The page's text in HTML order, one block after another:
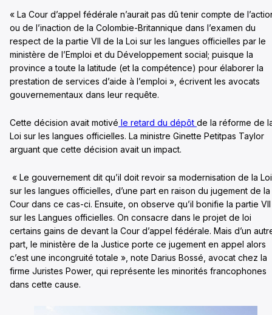
« La Cour d’appel fédérale n’aurait pas dû tenir compte de
ou de l’inaction de la Colombie-Britannique dans l’examen du
respect de la partie VII de la Loi sur les langues officielles par le
ministère de l’Emploi et du Développement social; puisque la
province a toute la latitude (et la compétence) pour élaborer la
prestation de services d’aide à l’emploi », écrivent les avocats
gouvernementaux dans leur requête.
Cette décision avait motivé le retard du dépôt de la réforme de
Loi sur les langues officielles. La ministre Ginette Petitpas Taylor
arguant que cette décision avait un impact.
« Le gouvernement dit qu’il doit revoir sa modernisation de la Loi
sur les langues officielles, d’une part en raison du jugement de la
Cour dans ce cas-ci. Ensuite, on observe qu’il bonifie la partie VII
sur les Langues officielles. On consacre dans le projet de loi
certains gains de devant la Cour d’appel fédérale. Mais d’un
part, le ministère de la Justice porte ce jugement en appel alors
c’est une incongruité totale », note Darius Bossé, avocat chez la
firme Juristes Power, qui représente les minorités francophones
dans cette cause.